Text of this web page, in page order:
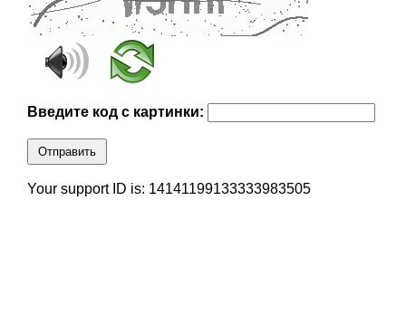
Введите код с картинки:
Отправить
Your support ID is: 14141199133333983505